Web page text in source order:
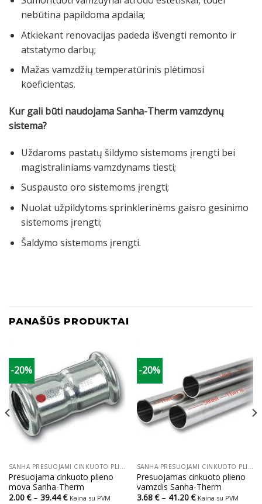
nebūtina papildoma apdaila;
Atkiekant renovacijas padeda išvengti remonto ir
atstatymo darbų;
Mažas vamzdžių temperatūrinis plėtimosi
koeficientas.
Kur gali būti naudojama Sanha-Therm vamzdynų
sistema?
Uždaroms pastatų šildymo sistemoms įrengti bei
magistraliniams vamzdynams tiesti;
Suspausto oro sistemoms įrengti;
Nuolat užpildytoms sprinklerinėms gaisro gesinimo
sistemoms įrengti;
Šaldymo sistemoms įrengti.
PANAŠŪS PRODUKTAI
-20%
SANHA PRESUOJAMI CINKUOTO PLIENO VAMZDŽIAI IR JUNGTYS
Presuojama cinkuoto plieno
mova Sanha-Therm
2.00€ – 39.44€Price
Kaina su PVM
-20%
SANHA PRESUOJAMI CINKUOTO PLIENO VAMZDŽIAI IR JUNGTYS
Presuojamas cinkuoto plieno
vamzdis Sanha-Therm
3.68€ – 41.20€Price
Kaina su PVM